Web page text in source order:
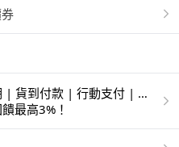
| 貨到付款 | 行動支付 | 超
聯卡
最高3%！